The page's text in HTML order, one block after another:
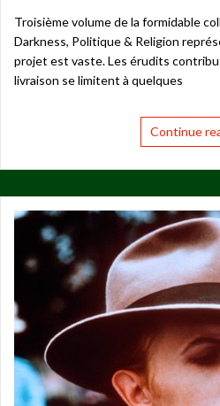
Troisième volume de la formidable
Darkness, Politique & Religion
projet est vaste. Les érudits
livraison se limitent à quelques
Continue